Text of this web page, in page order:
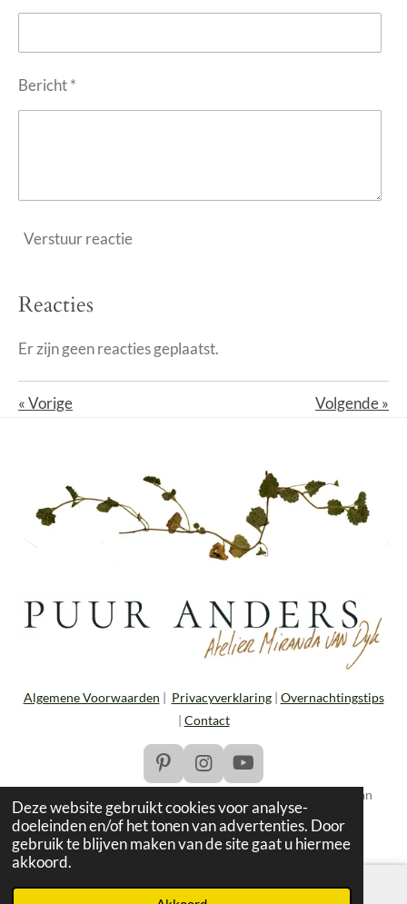
Deze website gebruikt cookies voor analyse-
doeleinden en/of het tonen van advertenties. Door
gebruik te blijven maken van de site gaat u hiermee
akkoord.
Bericht *
Verstuur reactie
Reacties
Er zijn geen reacties geplaatst.
« Vorige Volgende »
Algemene Voorwaarden | Privacyverklaring| Overnachtingstips
| Contact
P
i
n
t
e
s
I
n
s
t
a
a
Y
o
u
T
u
Alle tekst en beelden © 2022 - 2025 Puur Anders | Miranda van
Dijk